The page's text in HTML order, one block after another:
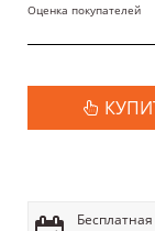
Оценка покупателей